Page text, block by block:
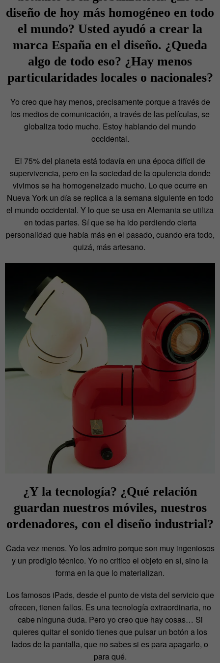
diseño de hoy más homogéneo en todo
el mundo? Usted ayudó a crear la
marca España en el diseño. ¿Queda
algo de todo eso? ¿Hay menos
particularidades locales o nacionales?
Yo creo que hay menos, precisamente porque a través de
los medios de comunicación, a través de las películas, se
globaliza todo mucho. Estoy hablando del mundo
occidental.
El 75% del planeta está todavía en una época difícil de
supervivencia, pero en la sociedad de la opulencia donde
vivimos se ha homogeneizado mucho. Lo que ocurre en
Nueva York un día se replica a la semana siguiente en todo
el mundo occidental. Y lo que se usa en Alemania se utiliza
en todas partes. Sí que se ha ido perdiendo cierta
personalidad que había más en el pasado, cuando era todo,
quizá, más artesano.
¿Y la tecnología? ¿Qué relación
guardan nuestros móviles, nuestros
ordenadores, con el diseño industrial?
Cada vez menos. Yo los admiro porque son muy ingeniosos
y un prodigio técnico. Yo no critico el objeto en sí, sino la
forma en la que lo materializan.
Los famosos iPads, desde el punto de vista del servicio que
ofrecen, tienen fallos. Es una tecnología extraordinaria, no
cabe ninguna duda. Pero yo creo que hay cosas… Si
quieres quitar el sonido tienes que pulsar un botón a los
lados de la pantalla, que no sabes si es para apagarlo, o
para qué.